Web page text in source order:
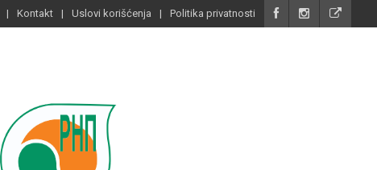
Kontakt Uslovi korišćenja Politika privatnosti